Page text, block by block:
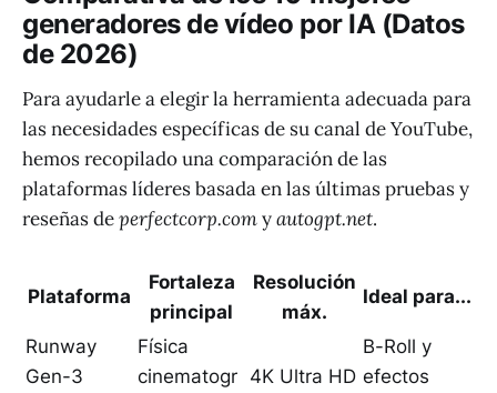
generadores de vídeo por IA (Datos
de 2026)
Para ayudarle a elegir la herramienta adecuada para
las necesidades específicas de su canal de YouTube,
hemos recopilado una comparación de las
plataformas líderes basada en las últimas pruebas y
reseñas deperfectcorp.comyautogpt.net.
Plataforma
Fortaleza
principal
Resolución
máx.
Ideal para...
Runway
Gen-3
Física
cinematogr 4K Ultra HD
B-Roll y
efectos